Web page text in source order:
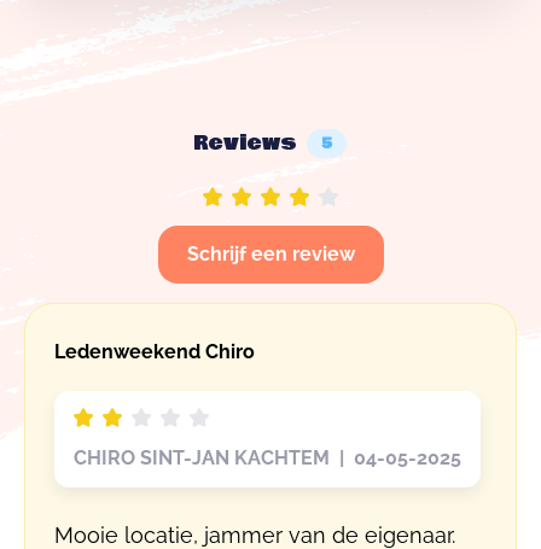
Reviews 5
Schrijf een review
Ledenweekend Chiro
CHIRO SINT-JAN KACHTEM | 04-05-2025
Mooie locatie, jammer van de eigenaar.